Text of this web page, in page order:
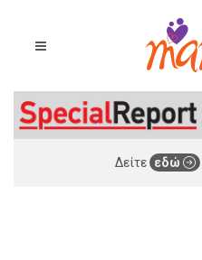
Δείτε εδώ